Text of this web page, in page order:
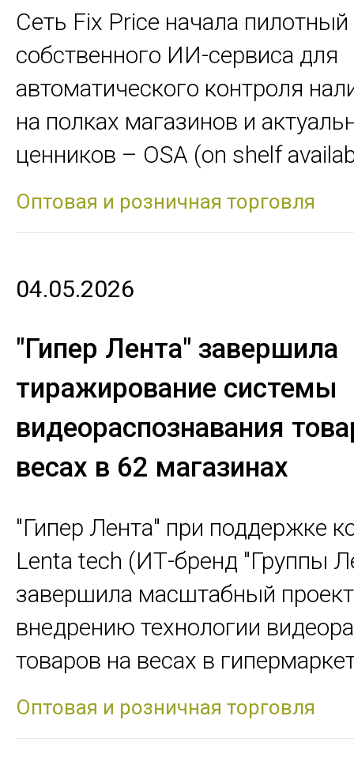
Сеть Fix Price начала пилотный
собственного ИИ-сервиса для
автоматического контроля
на полках магазинов и
ценников – OSA (on shelf
Оптовая и розничная торговля
04.05.2026
"Гипер Лента" завершила
тиражирование системы
видеораспознавания
весах в 62 магазинах
"Гипер Лента" при поддержке
Lenta tech (ИТ-бренд "Группы
завершила масштабный
внедрению технологии
товаров на весах в
Оптовая и розничная торговля